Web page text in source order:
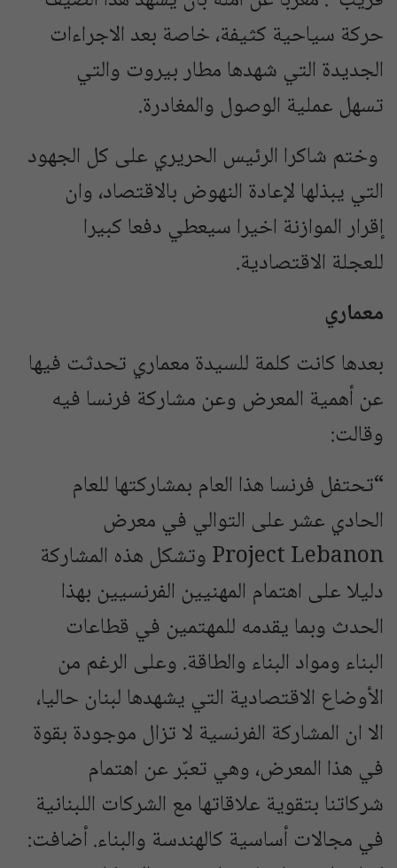
حركة سياحية كثيفة، خاصة بعد الاجراءات
الجديدة التي شهدها مطار بيروت والتي
تسهل عملية الوصول والمغادرة.
وختم شاكرا الرئيس الحريري على كل الجهود
التي يبذلها لإعادة النهوض بالاقتصاد، وان
إقرار الموازنة اخيرا سيعطي دفعا كبيرا
للعجلة الاقتصادية.
معماري
بعدها كانت كلمة للسيدة معماري تحدثت فيها
عن أهمية المعرض وعن مشاركة فرنسا فيه
وقالت:
“تحتفل فرنسا هذا العام بمشاركتها للعام
الحادي عشر على التوالي في معرض
Project Lebanon وتشكل هذه المشاركة
دليلا على اهتمام المهنيين الفرنسيين بهذا
الحدث وبما يقدمه للمهتمين في قطاعات
البناء ومواد البناء والطاقة. وعلى الرغم من
الأوضاع الاقتصادية التي يشهدها لبنان حاليا،
الا ان المشاركة الفرنسية لا تزال موجودة بقوة
في هذا المعرض، وهي تعبّر عن اهتمام
شركاتنا بتقوية علاقاتها مع الشركات اللبنانية
في مجالات أساسية كالهندسة والبناء. أضافت: